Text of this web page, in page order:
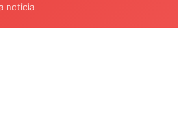
noticia